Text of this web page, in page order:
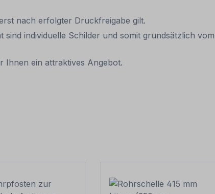
nach erfolgter Druckfreigabe gilt.
individuelle Schilder und somit grundsätzlich
Ihnen ein attraktives Angebot.